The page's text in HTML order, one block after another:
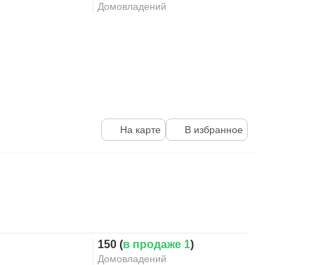
Домовладений
На карте В избранное
150 (в продаже 1)
Домовладений